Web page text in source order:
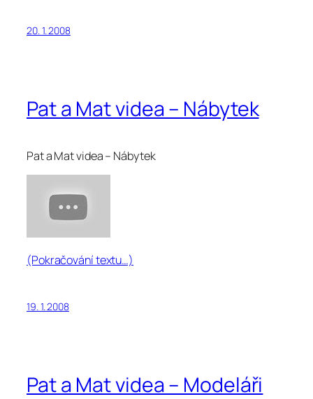
20. 1. 2008
Pat a Mat videa – Nábytek
Pat a Mat videa – Nábytek
(Pokračování textu…)
19. 1. 2008
Pat a Mat videa – Modeláři